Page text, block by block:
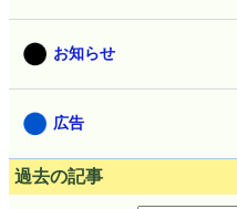
お知らせ
広告
過去の記事